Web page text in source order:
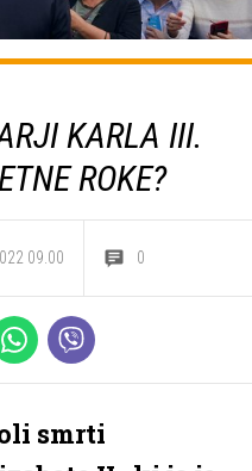
KARLA III.
ROKE?
09.00 0
smrti